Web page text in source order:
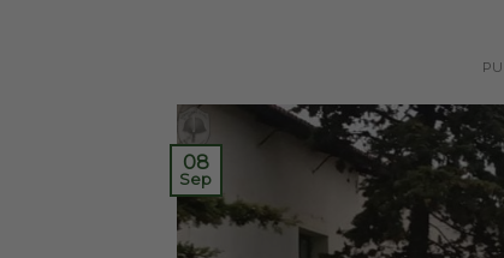
08
Sep